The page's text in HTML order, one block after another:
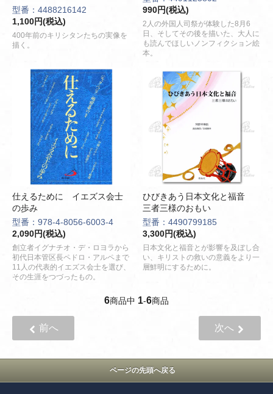
型番：4488216142
1,100円(税込)
400年前のキリシタンたちの実像を
描く。
990円(税込)
2人の外国人司祭が体験した8月6
日、そしてその後を描いた、大人に
も読んでほしいノンフィクション絵
本。
仕えるために イエズス会士
の歩み
型番：978-4-8056-6003-4
2,090円(税込)
創立者イグナチオ・デ・ロヨラから
初代日本管区長ペドロ・アルペまで
11人の代表的イエズス会士を選び、
その生涯をつづったもの。
ひびきあう日本文化と福音
三者三様のおもい
型番：4490799185
3,300円(税込)
日本文化と福音とが影響を及ぼし合
い、キリストの救いの意義をより一
層鮮明にするために。
6商品中 1-6商品
前へ 次へ
ページの先頭へ戻る